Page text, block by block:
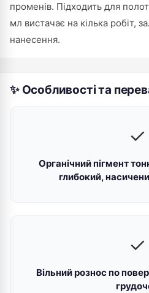
променів. Підходить для
мл вистачає на кілька робіт,
нанесення.
✨ Особливості та
✓
Органічний пігмент
глибокий,
✓
Вільний рознос по